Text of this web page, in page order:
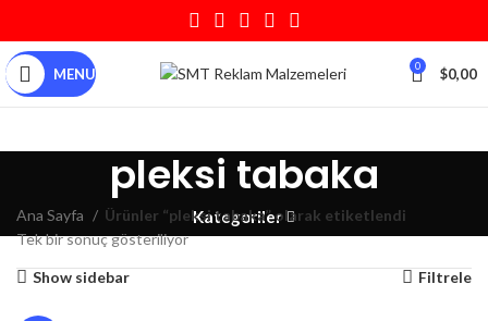
MENU 0 $0,00
pleksi tabaka
Kategoriler
Ana Sayfa
Ürünler “pleksi tabaka” olarak etiketlendi
Tek bir sonuç gösteriliyor
Show sidebar Filtrele